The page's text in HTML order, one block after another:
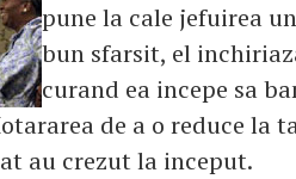
pune la cale jefuirea
bun sfarsit, el
curand ea incepe sa
de a o reduce la
au crezut la inceput.